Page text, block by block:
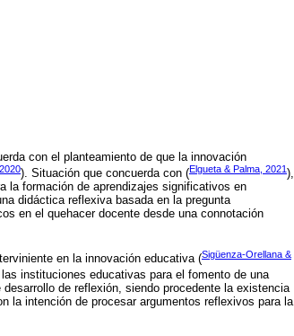
con el planteamiento de que la innovación
). Situación que concuerda con (Elgueta & Palma, 2021),
la formación de aprendizajes significativos en
didáctica reflexiva basada en la pregunta
en el quehacer docente desde una connotación
en la innovación educativa (Sigüenza-Orellana &
instituciones educativas para el fomento de una
de reflexión, siendo procedente la existencia
la intención de procesar argumentos reflexivos para la